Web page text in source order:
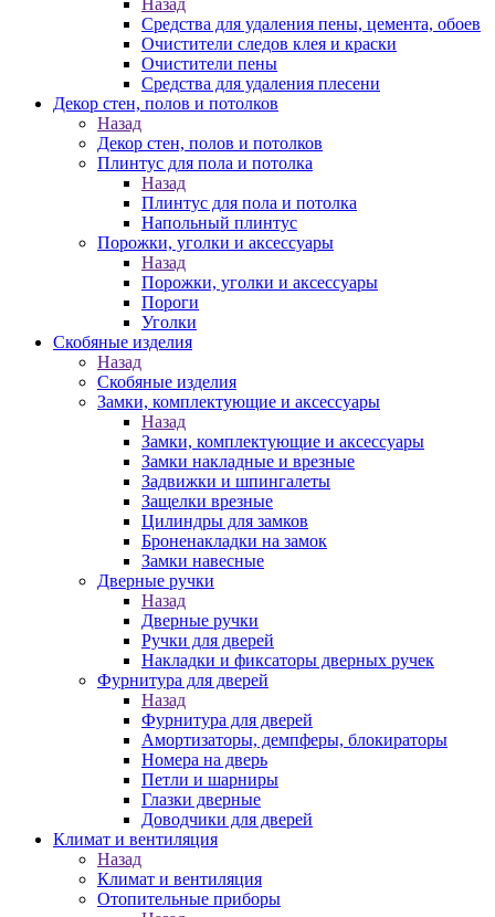
Назад
Средства для удаления пены, цемента, обоев
Очистители следов клея и краски
Очистители пены
Средства для удаления плесени
Декор стен, полов и потолков
Назад
Декор стен, полов и потолков
Плинтус для пола и потолка
Назад
Плинтус для пола и потолка
Напольный плинтус
Порожки, уголки и аксессуары
Назад
Порожки, уголки и аксессуары
Пороги
Уголки
Скобяные изделия
Назад
Скобяные изделия
Замки, комплектующие и аксессуары
Назад
Замки, комплектующие и аксессуары
Замки накладные и врезные
Задвижки и шпингалеты
Защелки врезные
Цилиндры для замков
Броненакладки на замок
Замки навесные
Дверные ручки
Назад
Дверные ручки
Ручки для дверей
Накладки и фиксаторы дверных ручек
Фурнитура для дверей
Назад
Фурнитура для дверей
Амортизаторы, демпферы, блокираторы
Номера на дверь
Петли и шарниры
Глазки дверные
Доводчики для дверей
Климат и вентиляция
Назад
Климат и вентиляция
Отопительные приборы